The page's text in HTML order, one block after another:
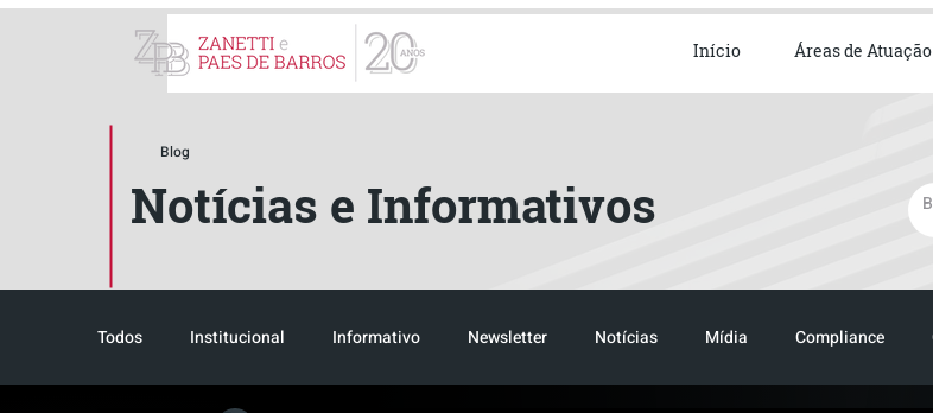
Início Áreas de Atuação
Blog
Notícias e Informativos
Todos Institucional Informativo Newsletter Notícias Mídia Compliance